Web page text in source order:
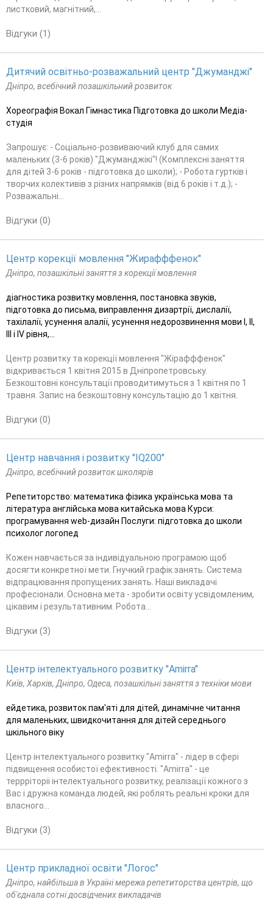
листковий, магнітний,...
Відгуки (1)
Дитячий освітньо-розважальний центр "Джуманджі"
Дніпро, всебічний позашкільний розвиток
Хореографія Вокал Гімнастика Підготовка до школи Медіа-
студія
Запрошує: - Соціально-розвиваючий клуб для самих
маленьких (3-6 років) "Джуманджікі"! (Комплексні заняття
для дітей 3-6 років - підготовка до школи); - Робота гуртків і
творчих колективів з різних напрямків (від 6 років і т.д.); -
Розважальні...
Відгуки (0)
Центр корекції мовлення "Жирафффенок"
Дніпро, позашкільні заняття з корекції мовлення
діагностика розвитку мовлення, постановка звуків,
підготовка до письма, виправлення дизартрії, дислалії,
тахілалії, усунення алалії, усунення недорозвинення мови I, II,
III і IV рівня,...
Центр розвитку та корекції мовлення "Жірафффенок"
відкривається 1 квітня 2015 в Дніпропетровську.
Безкоштовні консультації проводитимуться з 1 квітня по 1
травня. Запис на безкоштовну консультацію до 1 квітня.
Відгуки (0)
Центр навчання і розвитку "IQ200"
Дніпро, всебічний розвиток школярів
Репетиторство: математика фізика українська мова та
література англійська мова китайська мова Курси:
програмування web-дизайн Послуги: підготовка до школи
психолог логопед
Кожен навчається за індивідуальною програмою щоб
досягти конкретної мети. Гнучкий графік занять. Система
відпрацювання пропущених занять. Наші викладачі
професіонали. Основна мета - зробити освіту усвідомленим,
цікавим і результативним. Робота...
Відгуки (3)
Центр інтелектуального розвитку "Amirra"
Київ, Харків, Дніпро, Одеса, позашкільні заняття з техніки мови
ейдетика, розвиток пам'яті для дітей, динамічне читання
для маленьких, швидкочитання для дітей середнього
шкільного віку
Центр інтелектуального розвитку "Amirra" - лідер в сфері
підвищення особистої ефективності. "Amirra" - це
террріторіі інтелектуального розвитку, реалізації кожного з
Вас і дружна команда людей, які роблять реальні кроки для
власного...
Відгуки (3)
Центр прикладної освіти "Логос"
Дніпро, найбільша в Україні мережа репетиторства центрів, що
об'єднала сотні досвідчених викладачів